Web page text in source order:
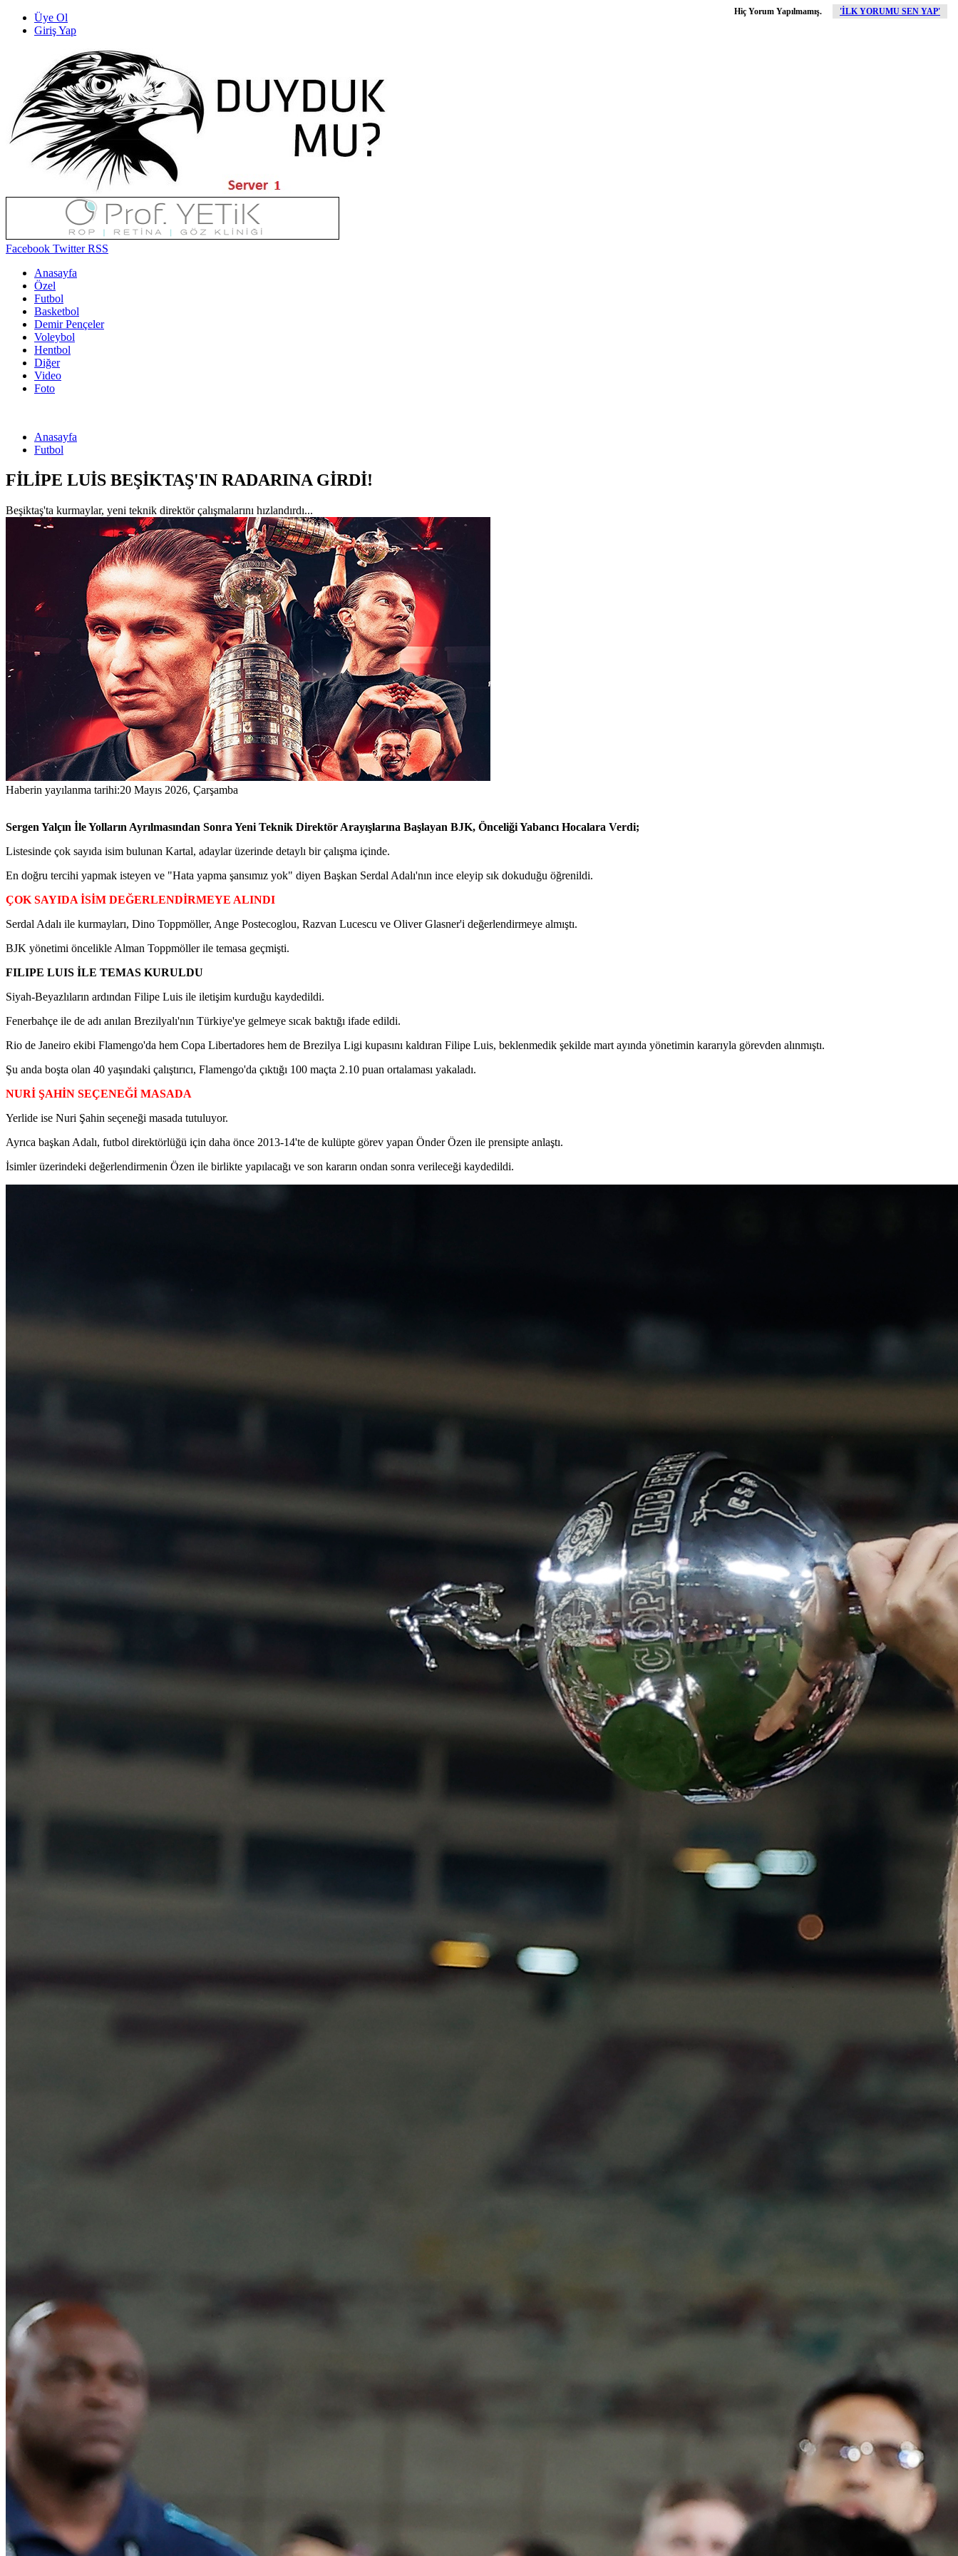
Üye Ol
Giriş Yap
Facebook TwitterRSS
Anasayfa
Özel
Futbol
Basketbol
Demir Pençeler
Voleybol
Hentbol
Diğer
Video
Foto
Anasayfa
Futbol
FİLİPE LUİS BEŞİKTAŞ'IN RADARINA GİRDİ!
Beşiktaş'ta kurmaylar, yeni teknik direktör çalışmalarını hızlandırdı...
Haberin yayılanma tarihi:20 Mayıs 2026, Çarşamba
Sergen Yalçın İle Yolların Ayrılmasından Sonra Yeni Teknik Direktör Arayışlarına Başlayan BJK, Önceliği Yabancı Hocalara Verdi;
Listesinde çok sayıda isim bulunan Kartal, adaylar üzerinde detaylı bir çalışma içinde.
En doğru tercihi yapmak isteyen ve "Hata yapma şansımız yok" diyen Başkan Serdal Adalı'nın ince eleyip sık dokuduğu öğrenildi.
ÇOK SAYIDA İSİM DEĞERLENDİRMEYE ALINDI
Serdal Adalı ile kurmayları, Dino Toppmöller, Ange Postecoglou, Razvan Lucescu ve Oliver Glasner'i değerlendirmeye almıştı.
BJK yönetimi öncelikle Alman Toppmöller ile temasa geçmişti.
FILIPE LUIS İLE TEMAS KURULDU
Siyah-Beyazlıların ardından Filipe Luis ile iletişim kurduğu kaydedildi.
Fenerbahçe ile de adı anılan Brezilyalı'nın Türkiye'ye gelmeye sıcak baktığı ifade edildi.
Rio de Janeiro ekibi Flamengo'da hem Copa Libertadores hem de Brezilya Ligi kupasını kaldıran Filipe Luis, beklenmedik şekilde mart ayında yönetimin kararıyla görevden alınmıştı.
Şu anda boşta olan 40 yaşındaki çalıştırıcı, Flamengo'da çıktığı 100 maçta 2.10 puan ortalaması yakaladı.
NURİ ŞAHİN SEÇENEĞİ MASADA
Yerlide ise Nuri Şahin seçeneği masada tutuluyor.
Ayrıca başkan Adalı, futbol direktörlüğü için daha önce 2013-14'te de kulüpte görev yapan Önder Özen ile prensipte anlaştı.
İsimler üzerindeki değerlendirmenin Özen ile birlikte yapılacağı ve son kararın ondan sonra verileceği kaydedildi.
Hiç Yorum Yapılmamış. 'İLK YORUMU SEN YAP'